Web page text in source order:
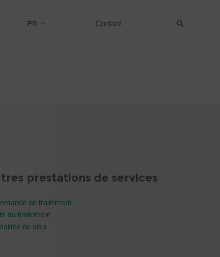
FR Contact
prestations de services
de traitement
du traitement
de visa